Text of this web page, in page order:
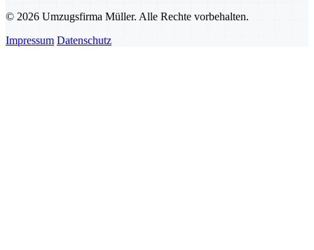
© 2026 Umzugsfirma Müller. Alle Rechte vorbehalten.
Impressum Datenschutz